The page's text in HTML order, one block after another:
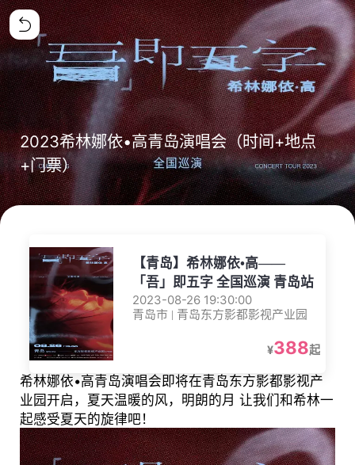
2023希林娜依•高青岛演唱会（时间+地点
+门票）
【青岛】希林娜依•高——
「吾」即五字 全国巡演 青岛站
2023-08-26 19:30:00
青岛市 | 青岛东方影都影视产业园
¥388起
希林娜依•高青岛演唱会即将在青岛东方影都影视产
业园开启，夏天温暖的风，明朗的月 让我们和希林一
起感受夏天的旋律吧！